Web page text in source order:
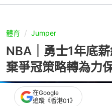
體育 Jumper
NBA｜勇士1年底
棄爭冠策略轉為力
在Google
追蹤《香港01》